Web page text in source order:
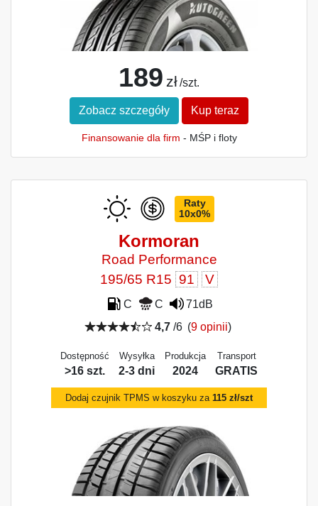
189 zł /szt.
Zobacz szczegóły Kup teraz
Finansowanie dla firm - MŚP i floty
Raty
10x0%
Kormoran
Road Performance
195/65 R15 91 V
C C
71dB
4,7 /6 (9 opinii)
Dostępność
>16 szt.
Wysyłka
2-3 dni
Produkcja
2024
Transport
GRATIS
Dodaj czujnik TPMS w koszyku za 115 zł/szt